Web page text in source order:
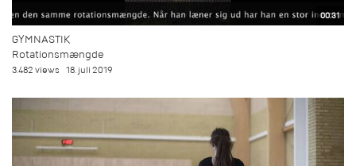
00:31
GYMNASTIK
Rotationsmængde
3.482 views 18. juli 2019